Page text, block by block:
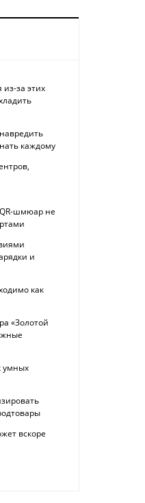
за этих
каждому
шмюар не
и
как
«Золотой
умных
вскоре